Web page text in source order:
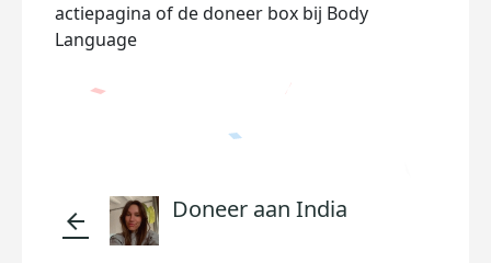
actiepagina of de doneer box bij Body
Language
arrow_back Doneer aan India